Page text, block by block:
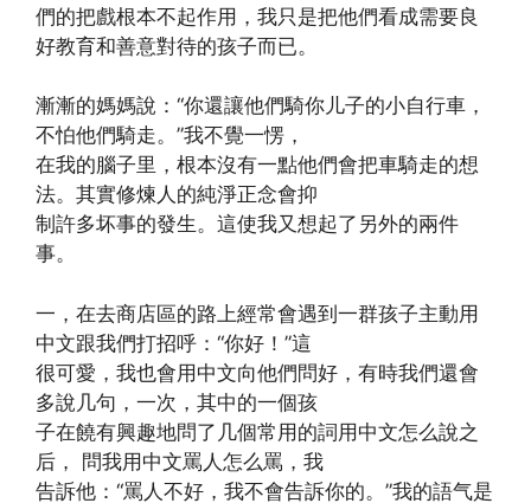
們的把戲根本不起作用，我只是把他們看成需要良
好教育和善意對待的孩子而已。
漸漸的媽媽說：“你還讓他們騎你儿子的小自行車，
不怕他們騎走。”我不覺一愣，
在我的腦子里，根本沒有一點他們會把車騎走的想
法。其實修煉人的純淨正念會抑
制許多坏事的發生。這使我又想起了另外的兩件
事。
一，在去商店區的路上經常會遇到一群孩子主動用
中文跟我們打招呼：“你好！”這
很可愛，我也會用中文向他們問好，有時我們還會
多說几句，一次，其中的一個孩
子在饒有興趣地問了几個常用的詞用中文怎么說之
后， 問我用中文罵人怎么罵，我
告訴他：“罵人不好，我不會告訴你的。”我的語气是